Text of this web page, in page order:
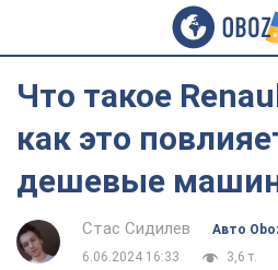
Что такое
как это
дешевые
Стас Сидилев
Авто
6.06.2024 16:33
3,6 т.